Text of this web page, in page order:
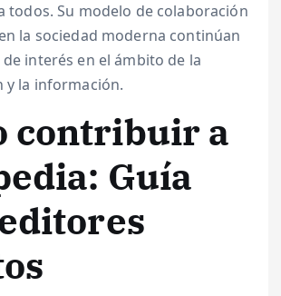
todos. Su modelo de colaboración
la sociedad moderna continúan
interés en el ámbito de la
y la información.
contribuir a
Guía